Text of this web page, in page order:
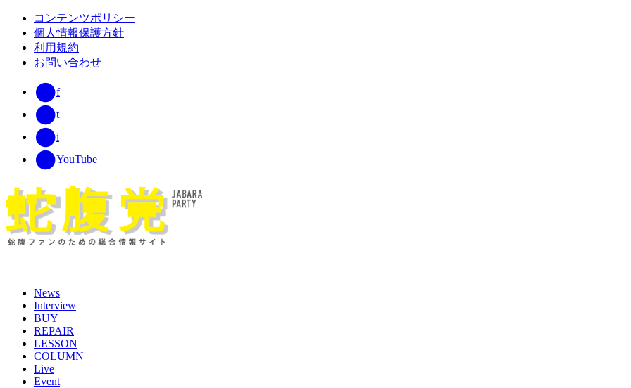
コンテンツポリシー
個人情報保護方針
利用規約
お問い合わせ
f
t
i
YouTube
News
Interview
BUY
REPAIR
LESSON
COLUMN
Live
Event